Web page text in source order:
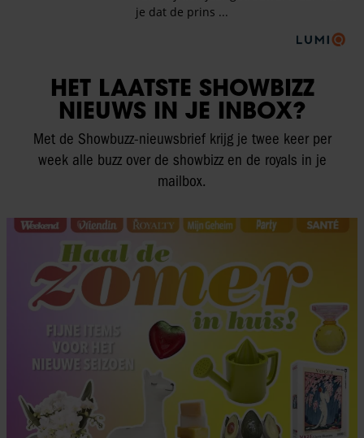
HET LAATSTE SHOWBIZZ
NIEUWS IN JE INBOX?
Met de Showbuzz-nieuwsbrief krijg je twee keer per
week alle buzz over de showbizz en de royals in je
mailbox.